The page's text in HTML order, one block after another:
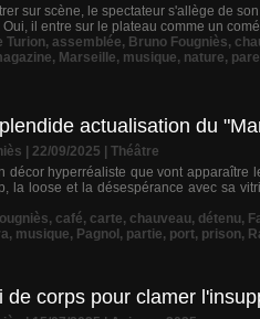
sur scène, le spectateur s'allège de
il entre sur le plateau comme un
Turion, assemblée, Bruno Fougniès,
, Marseille, musique, nature,
actualisation du
| 22/09/2025
Théâtre
décor hyperréaliste que vont
la loose et la désespérance avec sa
, café, carte, chauveau, détenu,
, musique, Pagnol , partie, port, prison,
de corps pour clamer